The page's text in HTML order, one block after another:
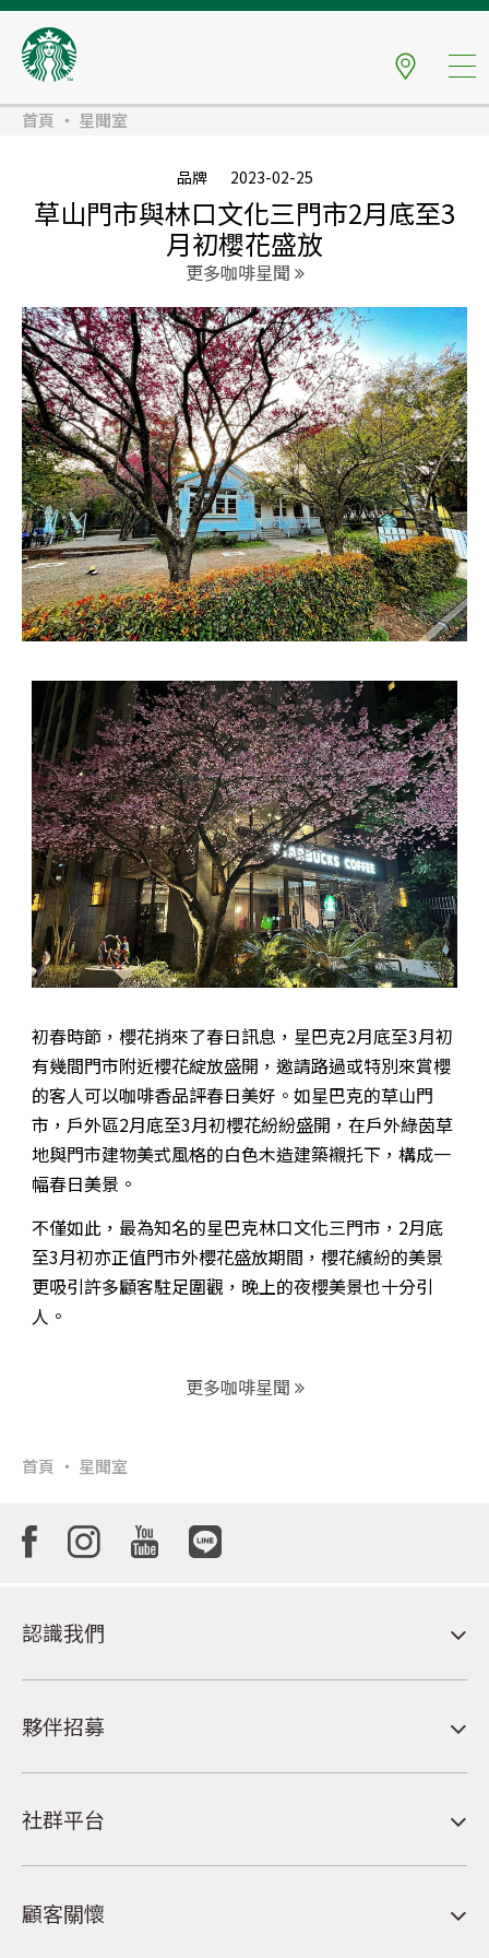
首頁 星聞室
品牌 2023-02-25
草山門市與林口文化三門市2月底至3
月初櫻花盛放
更多咖啡星聞
初春時節，櫻花捎來了春日訊息，星巴克2月底至3月初
有幾間門市附近櫻花綻放盛開，邀請路過或特別來賞櫻
的客人可以咖啡香品評春日美好。如星巴克的草山門
市，戶外區2月底至3月初櫻花紛紛盛開，在戶外綠茵草
地與門市建物美式風格的白色木造建築襯托下，構成一
幅春日美景。
不僅如此，最為知名的星巴克林口文化三門市， 2月底
至3月初亦正值門市外櫻花盛放期間，櫻花繽紛的美景
更吸引許多顧客駐足圍觀，晚上的夜櫻美景也十分引
人。
更多咖啡星聞
首頁 星聞室
認識我們
夥伴招募
社群平台
顧客關懷